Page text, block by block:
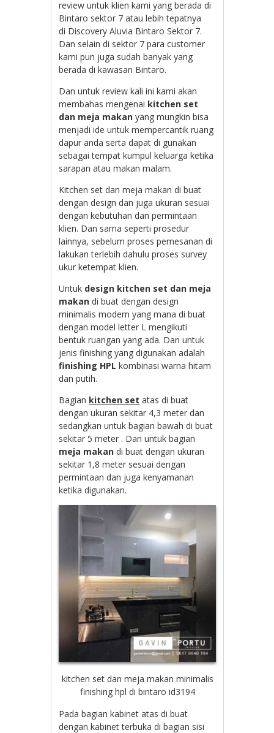
review untuk klien kami yang berada di
Bintaro sektor 7 atau lebih tepatnya
di Discovery Aluvia Bintaro Sektor 7.
Dan selain di sektor 7 para customer
kami pun juga sudah banyak yang
berada di kawasan Bintaro.
Dan untuk review kali ini kami akan
membahas mengenai kitchen set
dan meja makan yang mungkin bisa
menjadi ide untuk mempercantik ruang
dapur anda serta dapat di gunakan
sebagai tempat kumpul keluarga ketika
sarapan atau makan malam.
Kitchen set dan meja makan di buat
dengan design dan juga ukuran sesuai
dengan kebutuhan dan permintaan
klien. Dan sama seperti prosedur
lainnya, sebelum proses pemesanan di
lakukan terlebih dahulu proses survey
ukur ketempat klien.
Untuk design kitchen set dan meja
makan di buat dengan design
minimalis modern yang mana di buat
dengan model letter L mengikuti
bentuk ruangan yang ada. Dan untuk
jenis finishing yang digunakan adalah
finishing HPL kombinasi warna hitam
dan putih.
Bagian kitchen set atas di buat
dengan ukuran sekitar 4,3 meter dan
sedangkan untuk bagian bawah di buat
sekitar 5 meter . Dan untuk bagian
meja makan di buat dengan ukuran
sekitar 1,8 meter sesuai dengan
permintaan dan juga kenyamanan
ketika digunakan.
kitchen set dan meja makan minimalis
finishing hpl di bintaro id3194
Pada bagian kabinet atas di buat
dengan kabinet terbuka di bagian sisi